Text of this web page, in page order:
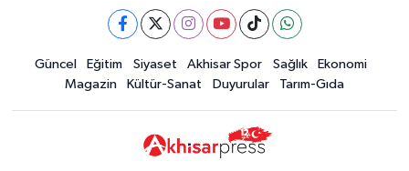
Güncel Eğitim Siyaset Akhisar Spor Sağlık
Ekonomi
Magazin
Kültür-Sanat Duyurular Tarım-Gıda